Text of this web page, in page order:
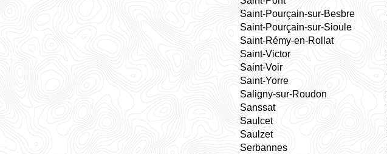
Saint-Pourçain-sur-Besbre
Saint-Pourçain-sur-Sioule
Saint-Rémy-en-Rollat
Saint-Victor
Saint-Voir
Saint-Yorre
Saligny-sur-Roudon
Sanssat
Saulcet
Saulzet
Serbannes